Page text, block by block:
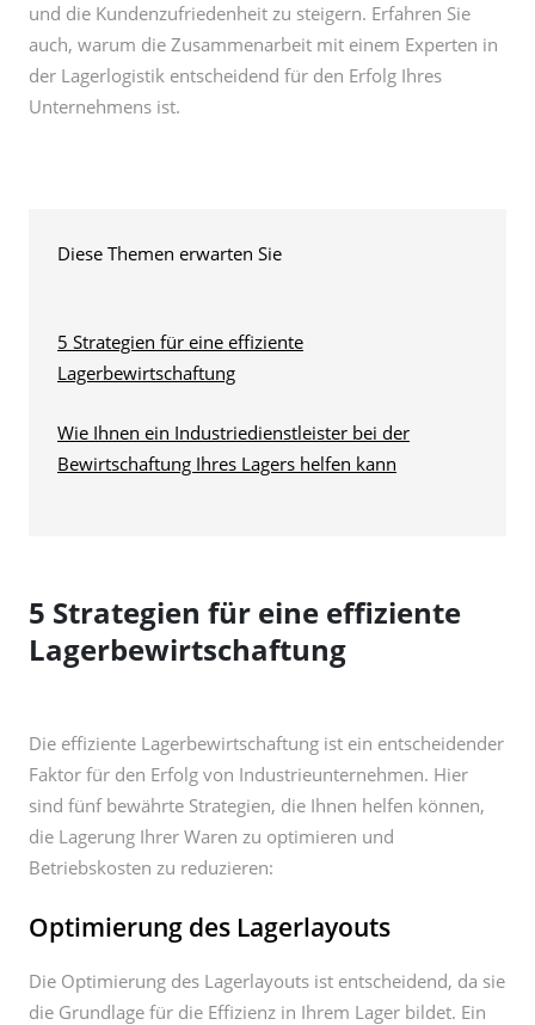
und die Kundenzufriedenheit zu steigern. Erfahren Sie
auch, warum die Zusammenarbeit mit einem Experten in
der Lagerlogistik entscheidend für den Erfolg Ihres
Unternehmens ist.
Diese Themen erwarten Sie
5 Strategien für eine effiziente
Lagerbewirtschaftung
Wie Ihnen ein Industriedienstleister bei der
Bewirtschaftung Ihres Lagers helfen kann
5 Strategien für eine effiziente
Lagerbewirtschaftung
Die effiziente Lagerbewirtschaftung ist ein entscheidender
Faktor für den Erfolg von Industrieunternehmen. Hier
sind fünf bewährte Strategien, die Ihnen helfen können,
die Lagerung Ihrer Waren zu optimieren und
Betriebskosten zu reduzieren:
Optimierung des Lagerlayouts
Die Optimierung des Lagerlayouts ist entscheidend, da sie
die Grundlage für die Effizienz in Ihrem Lager bildet. Ein